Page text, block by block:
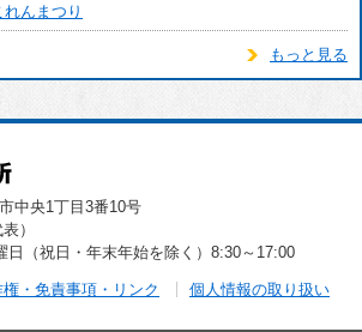
れんまつり
もっと見る
中央1丁目3番10号
）
日（祝日・年末年始を除く）8:30～17:00
権・免責事項・リンク 個人情報の取り扱い